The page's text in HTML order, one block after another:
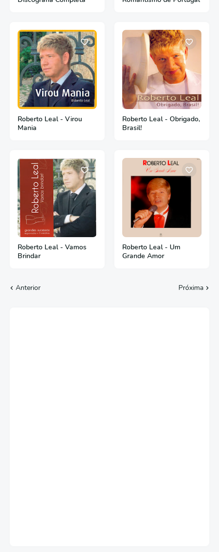
Roberto Leal - Virou
Mania
Roberto Leal - Obrigado,
Brasil!
Roberto Leal - Vamos
Brindar
Roberto Leal - Um
Grande Amor
Anterior Próxima